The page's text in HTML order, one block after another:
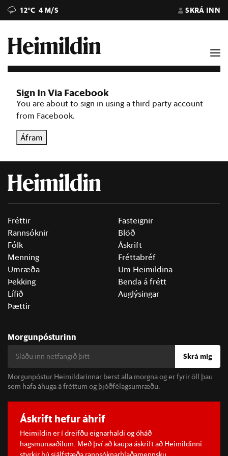
12°C 4 M/S SKRÁ INN
Sign In Via Facebook
You are about to sign in using a third party account
from Facebook.
Áfram
Fréttir
Rannsóknir
Fólk
Menning
Umræða
Þekking
Lífið
Þættir
Fasteignir
Blöð
Áskrift
Fréttabréf
Um Heimildina
Benda á frétt
Auglýsingar
Morgunpósturinn
Skrá mig
Morgunpóstur Heimildarinnar berst alla morgna og er fyrir öll þau
sem hafa áhuga á fréttum og þjóðfélagsumræðu.
Áskrift hefur áhrif
Heimildin er í dreifðu eignarhaldi og óháð
hagsmunaaðilum. Með því að kaupa áskrift að Heimildinni